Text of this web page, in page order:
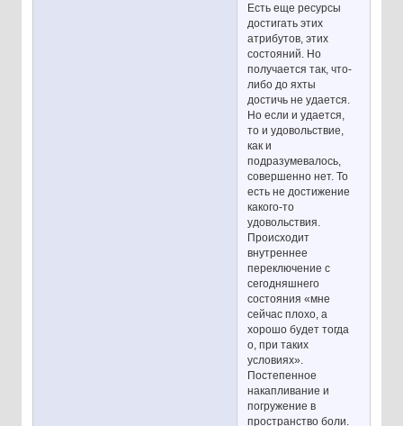
Есть еще ресурсы
достигать этих
атрибутов, этих
состояний. Но
получается так, что-
либо до яхты
достичь не удается.
Но если и удается,
то и удовольствие,
как и
подразумевалось,
совершенно нет. То
есть не достижение
какого-то
удовольствия.
Происходит
внутреннее
переключение с
сегодняшнего
состояния «мне
сейчас плохо, а
хорошо будет тогда
о, при таких
условиях».
Постепенное
накапливание и
погружение в
пространство боли.